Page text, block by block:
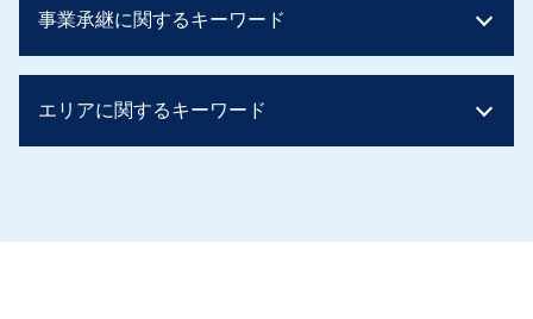
二次相続 相続税
相続税 早見表
相続税 非課税
生前贈与 子供
暦年贈与
生前贈与 土地 売却
事業承継に関するキーワード
自営業 後継者 募集
事業承継 親子
エリアに関するキーワード